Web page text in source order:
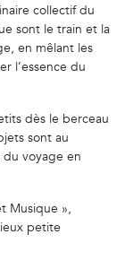
collectif du
sont le train et la
en mêlant les
l’essence du
dès le berceau
sont au
voyage en
Musique »,
petite